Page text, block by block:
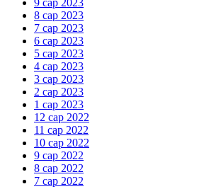
9 сар 2023
8 сар 2023
7 сар 2023
6 сар 2023
5 сар 2023
4 сар 2023
3 сар 2023
2 сар 2023
1 сар 2023
12 сар 2022
11 сар 2022
10 сар 2022
9 сар 2022
8 сар 2022
7 сар 2022